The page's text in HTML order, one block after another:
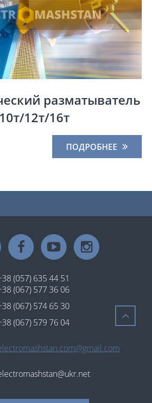
разматыватель
12т/16т
ПОДРОБНЕЕ
navigation
(057) 635 44 51
(067) 577 36 06
(067) 574 65 30
(067) 579 76 04